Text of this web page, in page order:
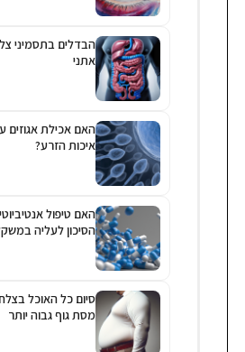
הבדלים בתסמיני
אתני
האם אכילת אגוזים
איכות הזרע?
האם טיפול
הסיכון לעליה
סיום כל האוכל
מסת גוף גבוה יותר